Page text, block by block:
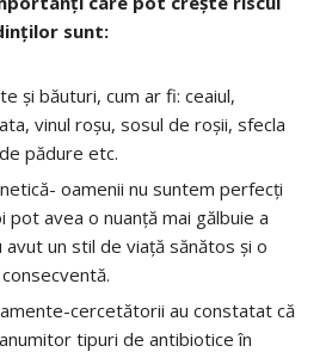
sunt:
și băuturi, cum ar fi: ceaiul,
vinul roșu, sosul de roșii, sfecla
pădure etc.
oamenii nu suntem perfecți
pot avea o nuanță mai gălbuie a
avut un stil de viață sănătos și o
cercetătorii au constatat că
tipuri de antibiotice în